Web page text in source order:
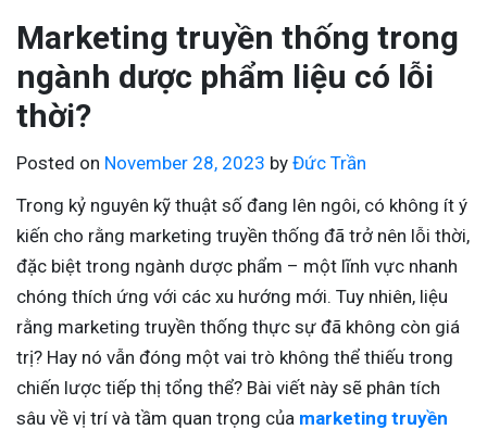
Marketing truyền thống trong
ngành dược phẩm liệu có lỗi
thời?
Posted on November 28, 2023 by Đức Trần
Trong kỷ nguyên kỹ thuật số đang lên ngôi, có không ít ý
kiến cho rằng marketing truyền thống đã trở nên lỗi thời,
đặc biệt trong ngành dược phẩm – một lĩnh vực nhanh
chóng thích ứng với các xu hướng mới. Tuy nhiên, liệu
rằng marketing truyền thống thực sự đã không còn giá
trị? Hay nó vẫn đóng một vai trò không thể thiếu trong
chiến lược tiếp thị tổng thể? Bài viết này sẽ phân tích
sâu về vị trí và tầm quan trọng của marketing truyền